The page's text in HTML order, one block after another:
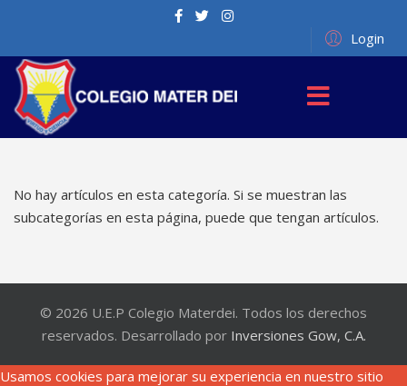
Login
No hay artículos en esta categoría. Si se muestran las
subcategorías en esta página, puede que tengan artículos.
© 2026 U.E.P Colegio Materdei. Todos los derechos
reservados. Desarrollado por Inversiones Gow, C.A.
Usamos cookies para mejorar su experiencia en nuestro sitio